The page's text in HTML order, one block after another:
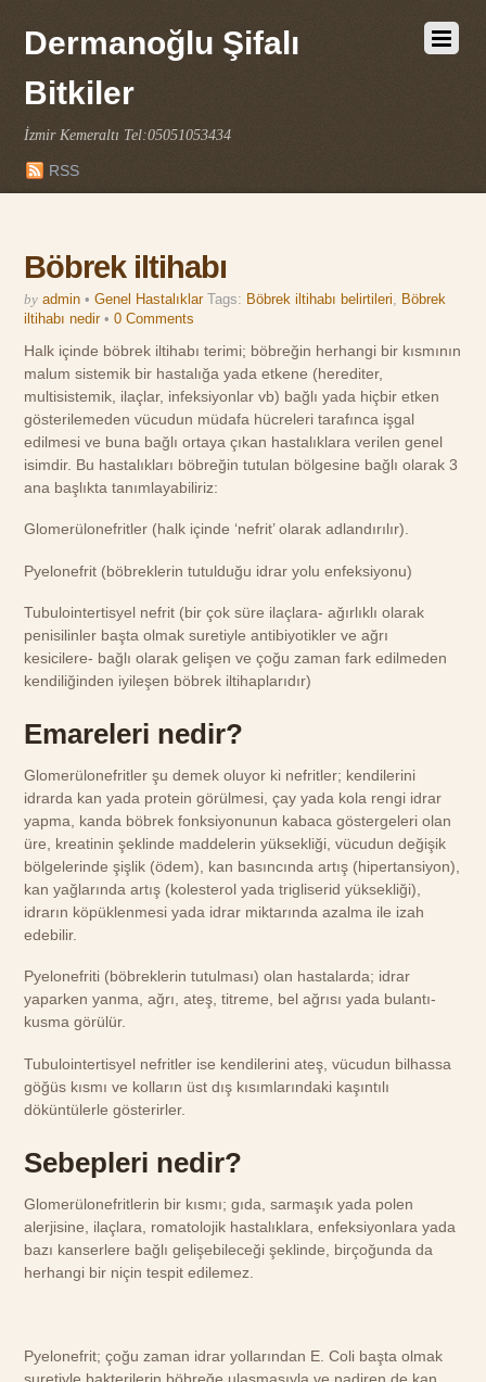
Dermanoğlu Şifalı
Bitkiler
İzmir Kemeraltı Tel:05051053434
RSS
Böbrek iltihabı
by admin • Genel Hastalıklar Tags: Böbrek iltihabı belirtileri, Böbrek
iltihabı nedir •0 Comments
Halk içinde böbrek iltihabı terimi; böbreğin herhangi bir kısmının
malum sistemik bir hastalığa yada etkene (herediter,
multisistemik, ilaçlar, infeksiyonlar vb) bağlı yada hiçbir etken
gösterilemeden vücudun müdafa hücreleri tarafınca işgal
edilmesi ve buna bağlı ortaya çıkan hastalıklara verilen genel
isimdir. Bu hastalıkları böbreğin tutulan bölgesine bağlı olarak 3
ana başlıkta tanımlayabiliriz:
Glomerülonefritler (halk içinde ‘nefrit’ olarak adlandırılır).
Pyelonefrit (böbreklerin tutulduğu idrar yolu enfeksiyonu)
Tubulointertisyel nefrit (bir çok süre ilaçlara- ağırlıklı olarak
penisilinler başta olmak suretiyle antibiyotikler ve ağrı
kesicilere- bağlı olarak gelişen ve çoğu zaman fark edilmeden
kendiliğinden iyileşen böbrek iltihaplarıdır)
Emareleri nedir?
Glomerülonefritler şu demek oluyor ki nefritler; kendilerini
idrarda kan yada protein görülmesi, çay yada kola rengi idrar
yapma, kanda böbrek fonksiyonunun kabaca göstergeleri olan
üre, kreatinin şeklinde maddelerin yüksekliği, vücudun değişik
bölgelerinde şişlik (ödem), kan basıncında artış (hipertansiyon),
kan yağlarında artış (kolesterol yada trigliserid yüksekliği),
idrarın köpüklenmesi yada idrar miktarında azalma ile izah
edebilir.
Pyelonefriti (böbreklerin tutulması) olan hastalarda; idrar
yaparken yanma, ağrı, ateş, titreme, bel ağrısı yada bulantı-
kusma görülür.
Tubulointertisyel nefritler ise kendilerini ateş, vücudun bilhassa
göğüs kısmı ve kolların üst dış kısımlarındaki kaşıntılı
döküntülerle gösterirler.
Sebepleri nedir?
Glomerülonefritlerin bir kısmı; gıda, sarmaşık yada polen
alerjisine, ilaçlara, romatolojik hastalıklara, enfeksiyonlara yada
bazı kanserlere bağlı gelişebileceği şeklinde, birçoğunda da
herhangi bir niçin tespit edilemez.
Pyelonefrit; çoğu zaman idrar yollarından E. Coli başta olmak
suretiyle bakterilerin böbreğe ulaşmasıyla ve nadiren de kan